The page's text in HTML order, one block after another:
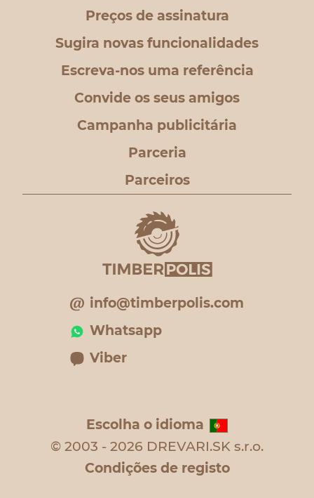
Preços de assinatura
Sugira novas funcionalidades
Escreva-nos uma referência
Convide os seus amigos
Campanha publicitária
Parceria
Parceiros
info@timberpolis.com
Whatsapp
Viber
Escolha o idioma
© 2003 - 2026 DREVARI.SK s.r.o.
Condições de registo